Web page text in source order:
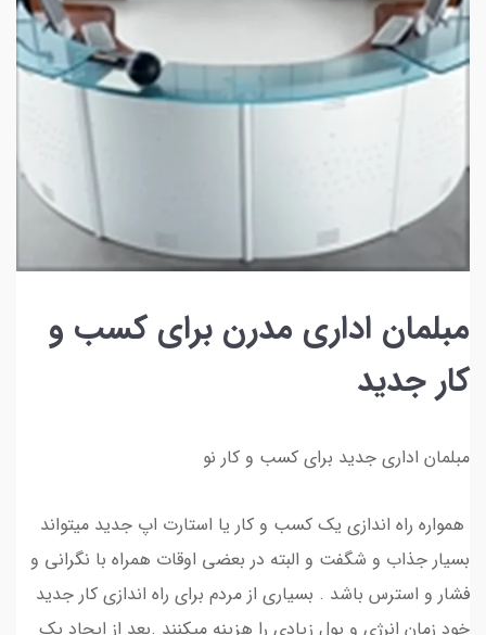
مبلمان اداری مدرن برای کسب و
کار جدید
مبلمان اداری جدید برای کسب و کار نو
همواره راه اندازی یک کسب و کار یا استارت اپ جدید میتواند
بسیار جذاب و شگفت و البته در بعضی اوقات همراه با نگرانی و
فشار و استرس باشد . بسیاری از مردم برای راه اندازی کار جدید
خود زمان انرژی و پول زیادی را هزینه میکنند .بعد از ایجاد یک